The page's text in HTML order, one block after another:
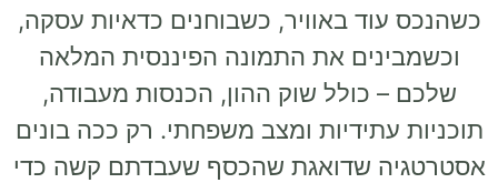
כשהנכס עוד באוויר, כשבוחנים כדאיות עסקה,
וכשמבינים את התמונה הפיננסית המלאה
שלכם – כולל שוק ההון, הכנסות מעבודה,
תוכניות עתידיות ומצב משפחתי. רק ככה בונים
אסטרטגיה שדואגת שהכסף שעבדתם קשה כדי